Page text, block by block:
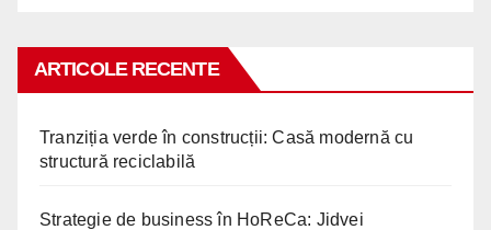
ARTICOLE RECENTE
Tranziția verde în construcții: Casă modernă cu
structură reciclabilă
Strategie de business în HoReCa: Jidvei